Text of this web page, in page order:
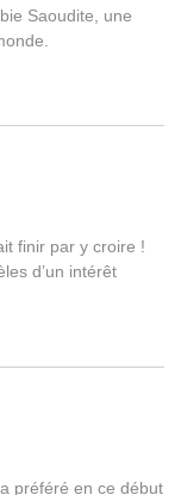
Saoudite, une
finir par y croire !
d’un intérêt
préféré en ce début